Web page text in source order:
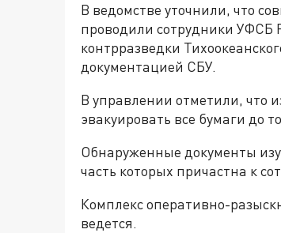
В ведомстве уточнили, что
проводили сотрудники УФСБ
контрразведки
документацией СБУ.
В управлении отметили, что
эвакуировать все бумаги до
Обнаруженные документы
часть которых причастна к
Комплекс оперативно-
ведется.